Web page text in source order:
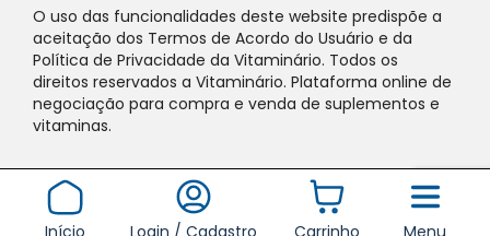
O uso das funcionalidades deste website predispõe a
aceitação dos Termos de Acordo do Usuário e da
Política de Privacidade da Vitaminário. Todos os
direitos reservados a Vitaminário. Plataforma online de
negociação para compra e venda de suplementos e
vitaminas.
Início Login / Cadastro Carrinho Menu